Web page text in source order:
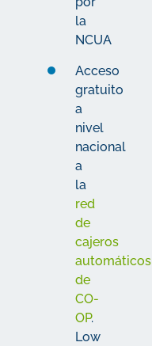
la
NCUA
Acceso
gratuito
a
nivel
nacional
a
la
red
de
cajeros
automáticos
de
CO-
OP.
Low